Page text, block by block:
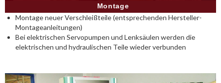
Montage
Montage neuer Verschleißteile (entsprechenden Hersteller-
Montageanleitungen)
Bei elektrischen Servopumpen und Lenksäulen werden die
elektrischen und hydraulischen Teile wieder verbunden